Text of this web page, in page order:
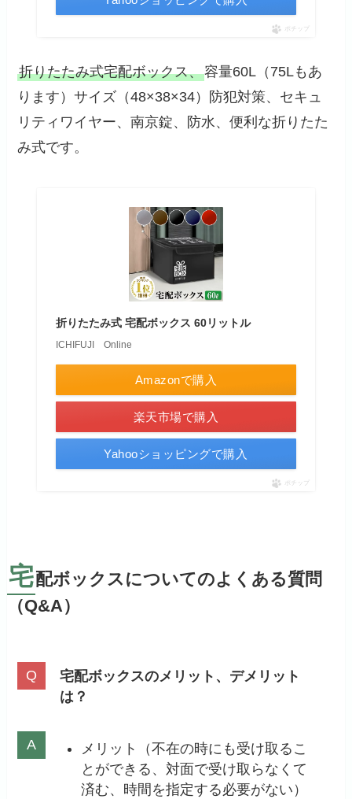
ポチップ
折りたたみ式宅配ボックス、容量60L（75Lもあ
ります）サイズ（48×38×34）防犯対策、セキュ
リティワイヤー、南京錠、防水、便利な折りたた
み式です。
折りたたみ式 宅配ボックス 60リットル
ICHIFUJI Online
Amazonで購入
楽天市場で購入
Yahooショッピングで購入
ポチップ
宅配ボックスについてのよくある質問
（Q&A）
宅配ボックスのメリット、デメリット
は？
メリット（不在の時にも受け取るこ
とができる、対面で受け取らなくて
済む、時間を指定する必要がない）